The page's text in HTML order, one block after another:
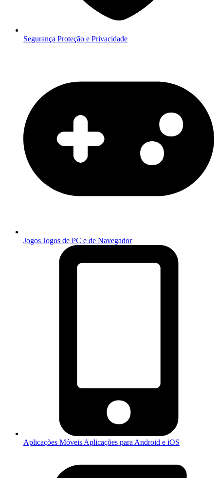
Segurança Proteção e Privacidade
Jogos Jogos de PC e de Navegador
Aplicações Móveis Aplicações para Android e iOS